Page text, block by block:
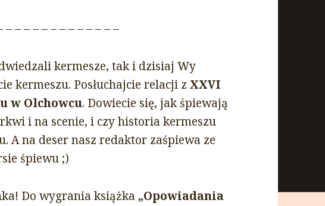
– – – – – – – – – – – – –
kermesze, tak i dzisiaj Wy
kermeszu. Posłuchajcie relacji zXXVI
w Olchowcu. Dowiecie się, jak śpiewają
i na scenie, i czy historia kermeszu
A na deser nasz redaktor zaśpiewa ze
śpiewu ;)
Do wygrania książka „Opowiadania